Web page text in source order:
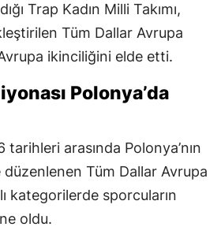
Trap Kadın Milli Takımı,
Tüm Dallar Avrupa
ikinciliğini elde etti.
Polonya’da
arasında Polonya’nın
Tüm Dallar Avrupa
kategorilerde sporcuların
oldu.